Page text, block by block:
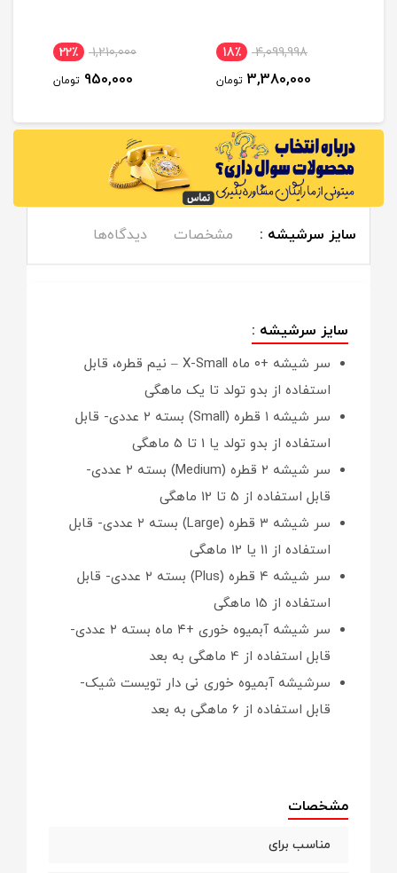
4,099,998 18٪
3,380,000 تومان
1,210,000 22٪
950,000 تومان
سایز سرشیشه : مشخصات دیدگاه‌ها
سایز سرشیشه :
سر شیشه +۰ ماه X-Small – نیم قطره، قابل
استفاده از بدو تولد تا یک ماهگی
سر شیشه ۱ قطره (Small) بسته ۲ عددی- قابل
استفاده از بدو تولد یا 1 تا 5 ماهگی
سر شیشه ۲ قطره (Medium) بسته ۲ عددی-
قابل استفاده از 5 تا 12 ماهگی
سر شیشه ۳ قطره (Large) بسته ۲ عددی- قابل
استفاده از 11 یا 12 ماهگی
سر شیشه ۴ قطره (Plus) بسته ۲ عددی- قابل
استفاده از 15 ماهگی
سر شیشه آبمیوه خوری +۴ ماه بسته ۲ عددی-
قابل استفاده از 4 ماهگی به بعد
سرشیشه آبمیوه خوری نی دار تویست شیک-
قابل استفاده از 6 ماهگی به بعد
مشخصات
مناسب برای